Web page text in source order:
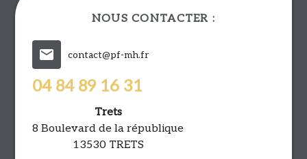
NOUS CONTACTER :
mail contact@pf-mh.fr
04 84 89 16 31
Trets
8 Boulevard de la république
13530 TRETS